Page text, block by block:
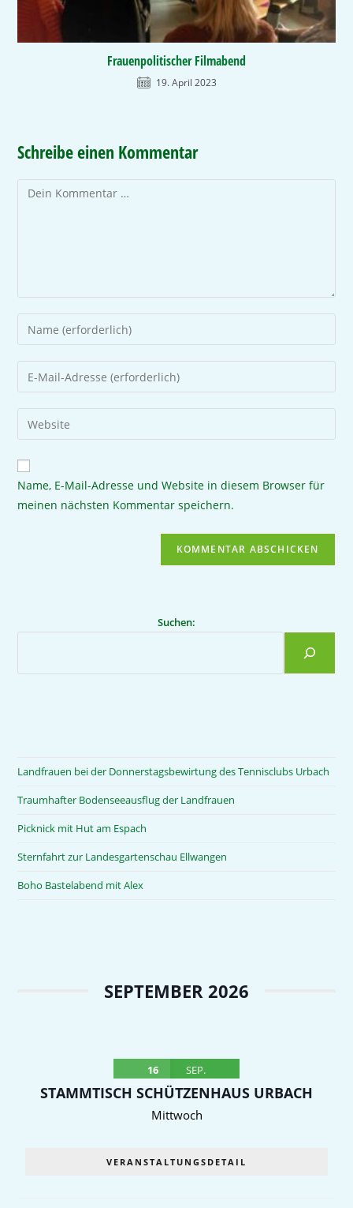
Frauenpolitischer Filmabend
19. April 2023
Schreibe einen Kommentar
Name, E-Mail-Adresse und Website in diesem Browser für
meinen nächsten Kommentar speichern.
Suchen:
Landfrauen bei der Donnerstagsbewirtung des Tennisclubs Urbach
Traumhafter Bodenseeausflug der Landfrauen
Picknick mit Hut am Espach
Sternfahrt zur Landesgartenschau Ellwangen
Boho Bastelabend mit Alex
SEPTEMBER 2026
16 SEP.
STAMMTISCH SCHÜTZENHAUS URBACH
Mittwoch
VERANSTALTUNGSDETAIL